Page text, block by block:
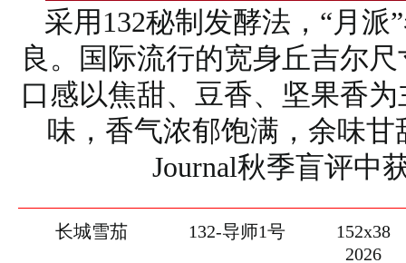
采用132秘制发酵法，“月派
良。国际流行的宽身丘吉尔
口感以焦甜、豆香、坚果香
味，香气浓郁饱满，余味甘
Journal秋季盲评中
长城雪茄 132-导师1号
152x38
2026